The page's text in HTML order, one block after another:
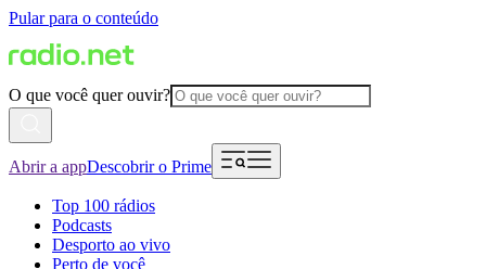
Pular para o conteúdo
O que você quer ouvir?
Abrir a appDescobrir o Prime
Top 100 rádios
Podcasts
Desporto ao vivo
Perto de você